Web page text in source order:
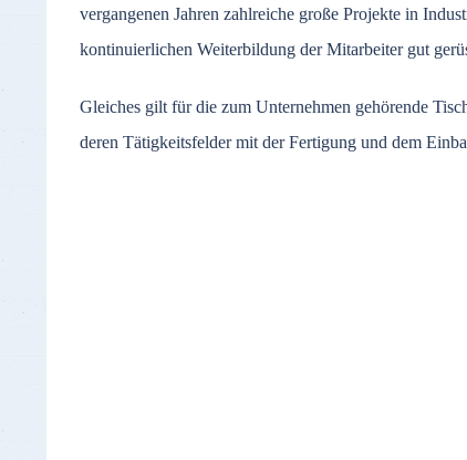
vergangenen Jahren zahlreiche große Projekte in
kontinuierlichen Weiterbildung der Mitarbeiter gut
Gleiches gilt für die zum Unternehmen gehörende
deren Tätigkeitsfelder mit der Fertigung und dem